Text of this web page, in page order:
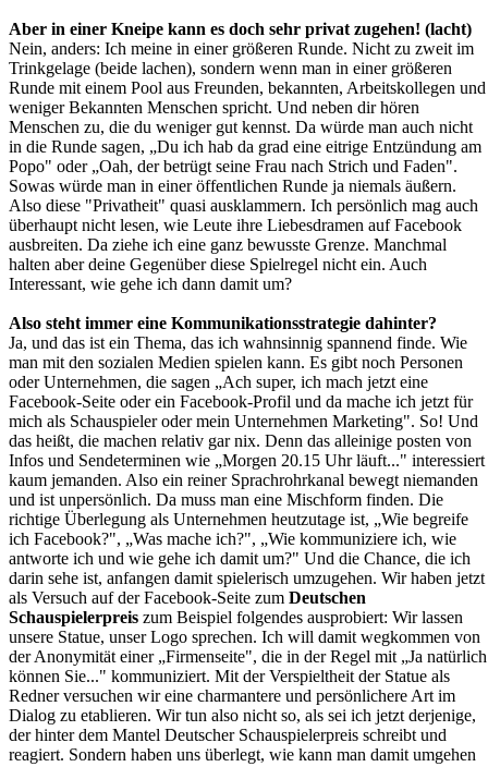
Aber in einer Kneipe kann es doch sehr privat zugehen! (lacht)
Nein, anders: Ich meine in einer größeren Runde. Nicht zu zweit im
Trinkgelage (beide lachen), sondern wenn man in einer größeren
Runde mit einem Pool aus Freunden, bekannten, Arbeitskollegen und
weniger Bekannten Menschen spricht. Und neben dir hören
Menschen zu, die du weniger gut kennst. Da würde man auch nicht
in die Runde sagen, „Du ich hab da grad eine eitrige Entzündung am
Popo" oder „Oah, der betrügt seine Frau nach Strich und Faden".
Sowas würde man in einer öffentlichen Runde ja niemals äußern.
Also diese "Privatheit" quasi ausklammern. Ich persönlich mag auch
überhaupt nicht lesen, wie Leute ihre Liebesdramen auf Facebook
ausbreiten. Da ziehe ich eine ganz bewusste Grenze. Manchmal
halten aber deine Gegenüber diese Spielregel nicht ein. Auch
Interessant, wie gehe ich dann damit um?
Also steht immer eine Kommunikationsstrategie dahinter?
Ja, und das ist ein Thema, das ich wahnsinnig spannend finde. Wie
man mit den sozialen Medien spielen kann. Es gibt noch Personen
oder Unternehmen, die sagen „Ach super, ich mach jetzt eine
Facebook-Seite oder ein Facebook-Profil und da mache ich jetzt für
mich als Schauspieler oder mein Unternehmen Marketing". So! Und
das heißt, die machen relativ gar nix. Denn das alleinige posten von
Infos und Sendeterminen wie „Morgen 20.15 Uhr läuft..." interessiert
kaum jemanden. Also ein reiner Sprachrohrkanal bewegt niemanden
und ist unpersönlich. Da muss man eine Mischform finden. Die
richtige Überlegung als Unternehmen heutzutage ist, „Wie begreife
ich Facebook?", „Was mache ich?", „Wie kommuniziere ich, wie
antworte ich und wie gehe ich damit um?" Und die Chance, die ich
darin sehe ist, anfangen damit spielerisch umzugehen. Wir haben jetzt
als Versuch auf der Facebook-Seite zum Deutschen
Schauspielerpreis zum Beispiel folgendes ausprobiert: Wir lassen
unsere Statue, unser Logo sprechen. Ich will damit wegkommen von
der Anonymität einer „Firmenseite", die in der Regel mit „Ja natürlich
können Sie..." kommuniziert. Mit der Verspieltheit der Statue als
Redner versuchen wir eine charmantere und persönlichere Art im
Dialog zu etablieren. Wir tun also nicht so, als sei ich jetzt derjenige,
der hinter dem Mantel Deutscher Schauspielerpreis schreibt und
reagiert. Sondern haben uns überlegt, wie kann man damit umgehen